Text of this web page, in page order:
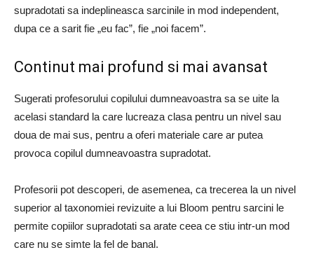
supradotati sa indeplineasca sarcinile in mod independent,
dupa ce a sarit fie „eu fac”, fie „noi facem”.
Continut mai profund si mai avansat
Sugerati profesorului copilului dumneavoastra sa se uite la
acelasi standard la care lucreaza clasa pentru un nivel sau
doua de mai sus, pentru a oferi materiale care ar putea
provoca copilul dumneavoastra supradotat.
Profesorii pot descoperi, de asemenea, ca trecerea la un nivel
superior al taxonomiei revizuite a lui Bloom pentru sarcini le
permite copiilor supradotati sa arate ceea ce stiu intr-un mod
care nu se simte la fel de banal.